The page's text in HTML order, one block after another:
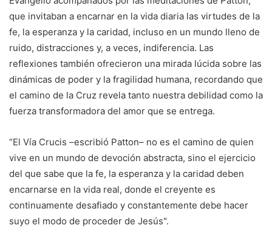
que invitaban a encarnar en la vida diaria las virtudes de la
fe, la esperanza y la caridad, incluso en un mundo lleno de
ruido, distracciones y, a veces, indiferencia. Las
reflexiones también ofrecieron una mirada lúcida sobre las
dinámicas de poder y la fragilidad humana, recordando que
el camino de la Cruz revela tanto nuestra debilidad como la
fuerza transformadora del amor que se entrega.
“El Vía Crucis –escribió Patton– no es el camino de quien
vive en un mundo de devoción abstracta, sino el ejercicio
del que sabe que la fe, la esperanza y la caridad deben
encarnarse en la vida real, donde el creyente es
continuamente desafiado y constantemente debe hacer
suyo el modo de proceder de Jesús".